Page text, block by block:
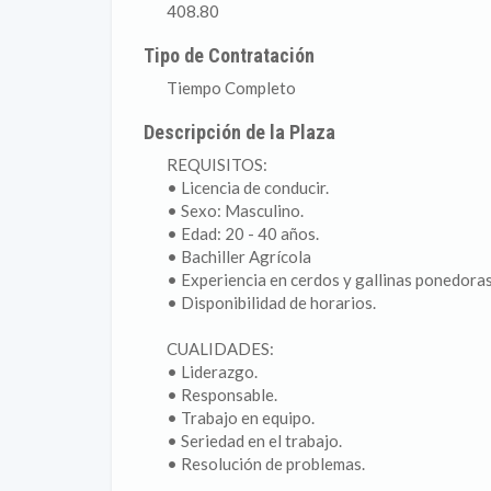
408.80
Tipo de Contratación
Tiempo Completo
Descripción de la Plaza
REQUISITOS:
• Licencia de conducir.
• Sexo: Masculino.
• Edad: 20 - 40 años.
• Bachiller Agrícola
• Experiencia en cerdos y gallinas
• Disponibilidad de horarios.
CUALIDADES:
• Liderazgo.
• Responsable.
• Trabajo en equipo.
• Seriedad en el trabajo.
• Resolución de problemas.